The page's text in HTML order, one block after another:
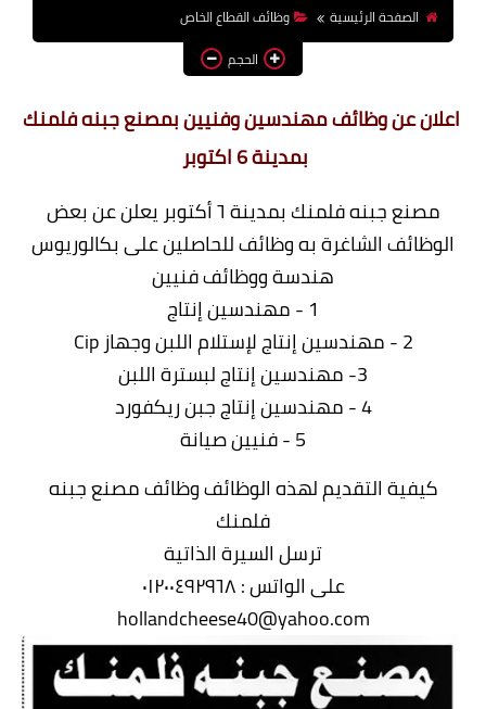
وظائف اعضاء هيئة تدريس
بالجامعات والمعاهد
اخبار
الصفحة الرئيسية
وظائف القطاع الخاص
الحجم
اعلان عن وظائف مهندسين وفنيين بمصنع جبنه فلمنك
بمدينة 6 اكتوبر
مصنع جبنه فلمنك بمدينة ٦ أكتوبر يعلن عن بعض
الوظائف الشاغرة به وظائف للحاصلين على بكالوريوس
هندسة ووظائف فنيين
1 - مهندسين إنتاج
2 - مهندسين إنتاج لإستلام اللبن وجهاز Cip
3- مهندسين إنتاج لبسترة اللبن
4 - مهندسين إنتاج جبن ريكفورد
5 - فنيين صيانة
كيفية التقديم لهذه الوظائف وظائف مصنع جبنه
فلمنك
ترسل السيرة الذاتية
على الواتس : ٠١٢٠٠٤٩٢٩٦٨
hollandcheese40@yahoo.com